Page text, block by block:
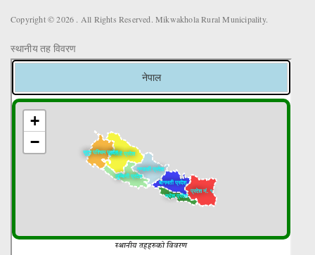
Copyright © 2026 . All Rights Reserved. Mikwakhola Rural Municipality.
स्थानीय तह विवरण